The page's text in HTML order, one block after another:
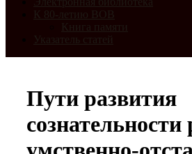
К 80-летию ВОВ
Книга памяти
Указатель статей
Пути развития
сознательности